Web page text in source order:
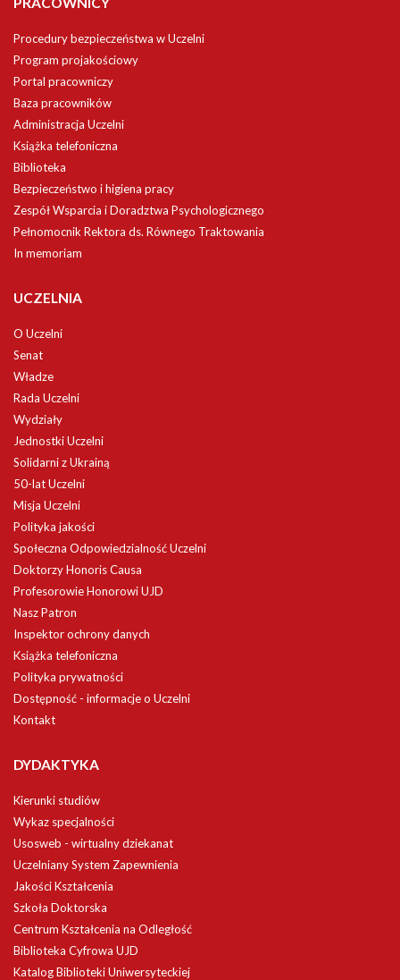
Procedury bezpieczeństwa w Uczelni
Program projakościowy
Portal pracowniczy
Baza pracowników
Administracja Uczelni
Książka telefoniczna
Biblioteka
Bezpieczeństwo i higiena pracy
Zespół Wsparcia i Doradztwa Psychologicznego
Pełnomocnik Rektora ds. Równego Traktowania
In memoriam
UCZELNIA
O Uczelni
Senat
Władze
Rada Uczelni
Wydziały
Jednostki Uczelni
Solidarni z Ukrainą
50-lat Uczelni
Misja Uczelni
Polityka jakości
Społeczna Odpowiedzialność Uczelni
Doktorzy Honoris Causa
Profesorowie Honorowi UJD
Nasz Patron
Inspektor ochrony danych
Książka telefoniczna
Polityka prywatności
Dostępność - informacje o Uczelni
Kontakt
DYDAKTYKA
Kierunki studiów
Wykaz specjalności
Usosweb - wirtualny dziekanat
Uczelniany System Zapewnienia
Jakości Kształcenia
Szkoła Doktorska
Centrum Kształcenia na Odległość
Biblioteka Cyfrowa UJD
Katalog Biblioteki Uniwersyteckiej